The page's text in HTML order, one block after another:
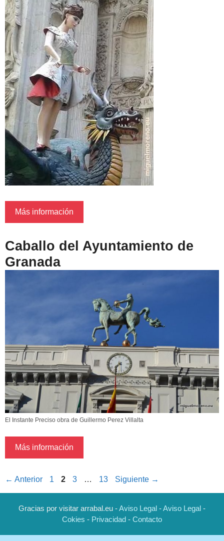
Más información
Caballo del Ayuntamiento de
Granada
El Instante Preciso obra de Guillermo Perez Villalta
Más información
← Anterior Página
1 Página
2 Página
3 … Página
13 Siguiente →
Gracias por visitar arrabal.eu -Aviso Legal -Aviso Legal -
Cokies - Privacidad - Contacto